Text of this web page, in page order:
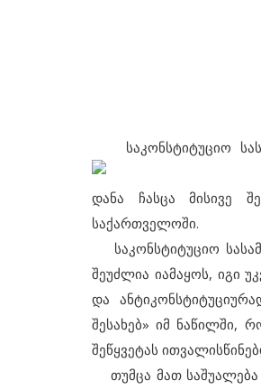
საკონსტიტუციო
დანა ჩასცა მისივე
საქართველოში.
საკონსტიტუციო
შეუძლია იამაყოს, იგი
და
შესახებ» იმ ნაწილში,
შეწყვეტას
თუმცა მათ საშუალება